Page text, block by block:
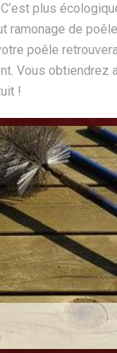
plus
ramonage de
poêle
Vous obtiendrez
!